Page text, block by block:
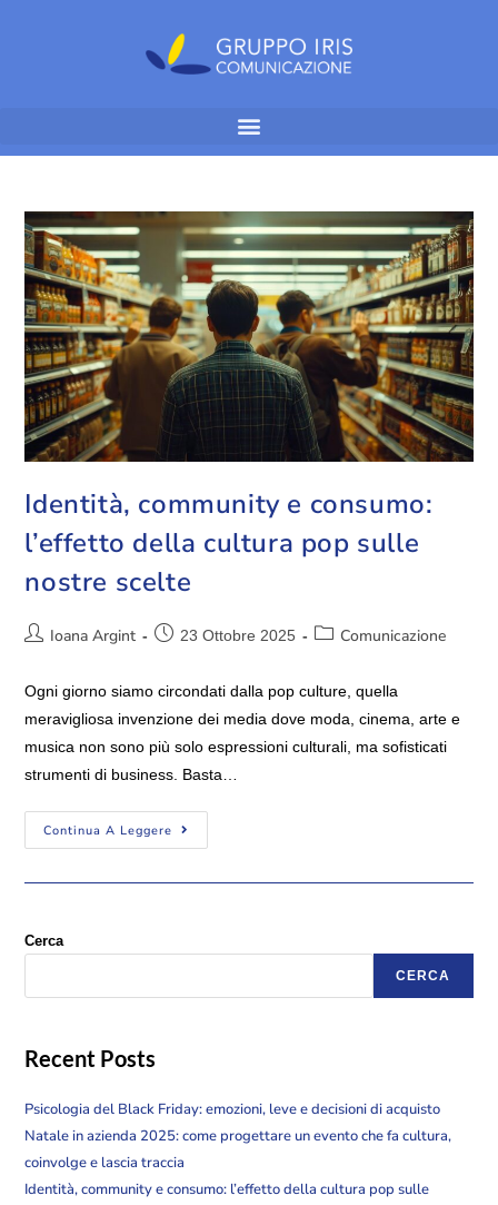
Identità, community e consumo:
l’effetto della cultura pop sulle
nostre scelte
Ioana Argint 23 Ottobre 2025 Comunicazione
Ogni giorno siamo circondati dalla pop culture, quella
meravigliosa invenzione dei media dove moda, cinema, arte e
musica non sono più solo espressioni culturali, ma sofisticati
strumenti di business. Basta…
Continua A Leggere
Cerca
CERCA
Recent Posts
Psicologia del Black Friday: emozioni, leve e decisioni di acquisto
Natale in azienda 2025: come progettare un evento che fa cultura,
coinvolge e lascia traccia
Identità, community e consumo: l’effetto della cultura pop sulle